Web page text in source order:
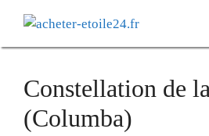
contenu
Constellation de
(Columba)